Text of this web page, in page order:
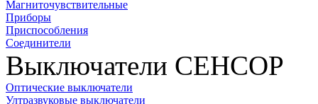
Магниточувствительные
Приборы
Приспособления
Соединители
Выключатели СЕНСОР
Оптические выключатели
Ултразвуковые выключатели